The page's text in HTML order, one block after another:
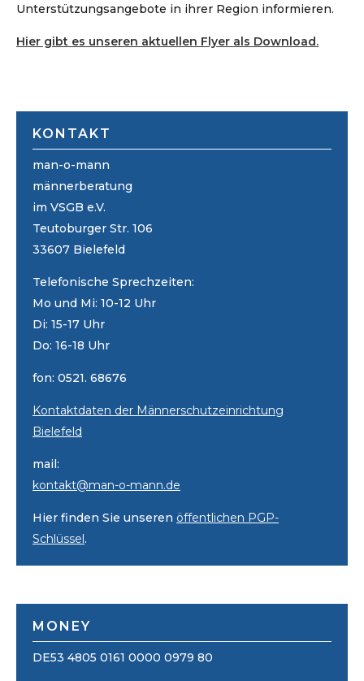
Unterstützungsangebote in ihrer Region informieren.
Hier gibt es unseren aktuellen Flyer als Download.
KONTAKT
man-o-mann
männerberatung
im VSGB e.V.
Teutoburger Str. 106
33607 Bielefeld
Telefonische Sprechzeiten:
Mo und Mi: 10-12 Uhr
Di: 15-17 Uhr
Do: 16-18 Uhr
fon: 0521. 68676
Kontaktdaten der Männerschutzeinrichtung
Bielefeld
mail:
kontakt@man-o-mann.de
Hier finden Sie unseren öffentlichen PGP-
Schlüssel.
MONEY
DE53 4805 0161 0000 0979 80